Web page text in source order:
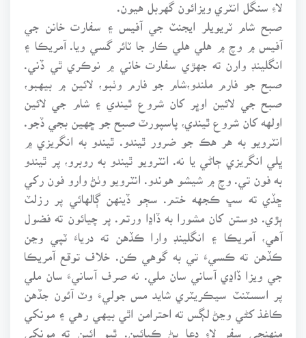
لاءِ سنگل انٽري ويزائون گهربل هيون.
صبح شام ٽريويلر ايجنٽ جي آفيس ۽ سفارت خانن جي
آفيس ۾ وچ ۾ هلي هلي ڪار جا ٽائر گسي ويا. آمريڪا ۽
انگلينڊ وارن ته جهڙي سفارت خاني ۾ نوڪري ٿي ڏني.
صبح جو فارم ملندو،شام جو فارم وٺبو، لائين ۾ بيهبو،
صبح جي لائين اوڀر کان شروع ٿيندي ۽ شام جي لائين
اولهه کان شروع ٿيندي، پاسپورٽ صبح جو ڇهين بجي ڏجو.
انٽرويو به هر هڪ جو ضرور ٿيندو. ٿيندو به انگريزي ۾
ڀلي انگريزي ڄاڻي يا نه. انٽرويو ٿيندو به روبرو، پر ٿيندو
به فون تي. وچ ۾ شيشو هوندو. انٽرويو وٺڻ وارو فون رکي
ڇڏي ته سڀ ڪجهه ختم. سڄو ڏينهن ڳالهائي پر رزلٽ
ٻڙي. دوستن کان مشورا به ڏاڍا ورتم. پر چيائون ته فضول
آهي، آمريڪا ۽ انگلينڊ وارا ڪڏهن ته درياءَ ٽپي وڃن
ڪڏهن ته ڪسيءَ تي به گوهي ڪن. خلاف توقع آمريڪا
جي ويزا ڏاڍي آساني سان ملي. نه صرف آسانيءَ سان ملي
پر اسسٽنٽ سيڪريٽري شايد مس جوليءَ وٽ آئون جڏهن
ڪاغذ کڻي وڃڻ لڳس ته احترامن اٿي بيهي رهي ۽ مونکي
منهنجي سفر لاءِ دعا پڻ ڪيائين. ٿيو ائين ته مونکي